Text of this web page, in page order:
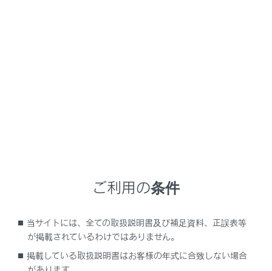
い。部品が破損するおそれがあるので、レクサス販売店
で交換することをおすすめします。
電球の位置
ご利用の条件
当サイトには、全ての取扱説明書及び補足資料、正誤表等
が掲載されているわけではありません。
掲載している取扱説明書はお客様の年式に合致しない場合